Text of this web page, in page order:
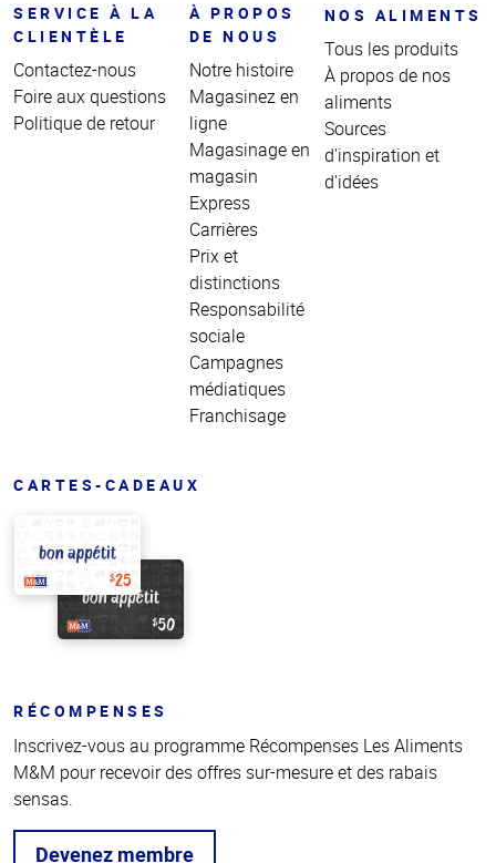
SERVICE À LA
CLIENTÈLE
Contactez-nous
Foire aux questions
Politique de retour
À PROPOS
DE NOUS
Notre histoire
Magasinez en
ligne
Magasinage en
magasin
Express
Carrières
Prix et
distinctions
Responsabilité
sociale
Campagnes
médiatiques
Franchisage
NOS ALIMENTS
Tous les produits
À propos de nos
aliments
Sources
d'inspiration et
d'idées
CARTES-CADEAUX
RÉCOMPENSES
Inscrivez-vous au programme Récompenses Les Aliments
M&M pour recevoir des offres sur-mesure et des rabais
sensas.
Devenez membre